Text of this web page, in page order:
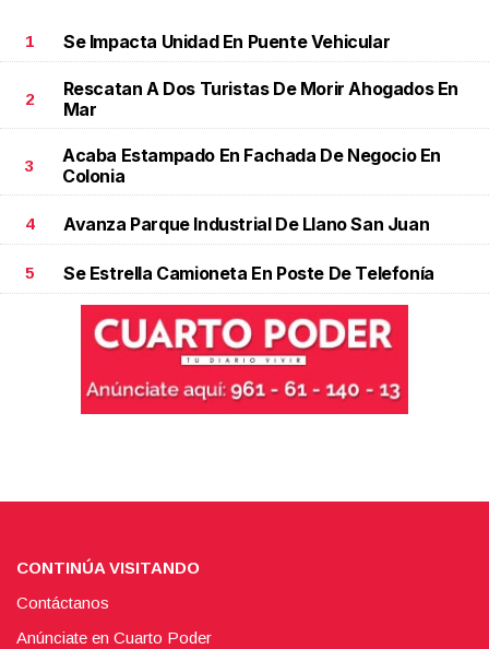
1 Se Impacta Unidad En Puente Vehicular
2
Rescatan A Dos Turistas De Morir Ahogados En
Mar
3
Acaba Estampado En Fachada De Negocio En
Colonia
4 Avanza Parque Industrial De Llano San Juan
5 Se Estrella Camioneta En Poste De Telefonía
CONTINÚA VISITANDO
Contáctanos
Anúnciate en Cuarto Poder